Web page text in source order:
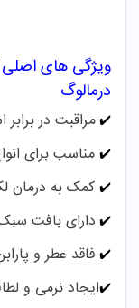
درمالوگ
✔️مراقبت در
✔️ مناسب برای
✔️ کمک به
✔️ دارای بافت
✔️ فاقد عطر و
✔️ایجاد نرمی و